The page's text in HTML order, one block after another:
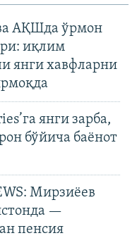
АҚШда ўрмон
иқлим
янги хавфларни
янги зарба,
бўйича баёнот
Мирзиёев
—
пенсия